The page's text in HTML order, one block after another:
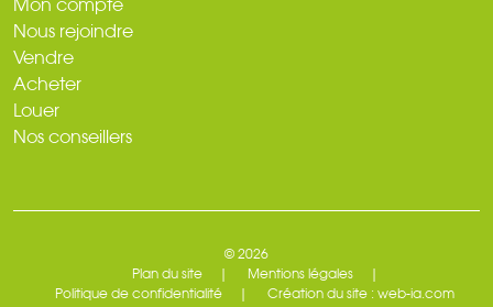
Mon compte
Nous rejoindre
Vendre
Acheter
Louer
Nos conseillers
© 2026
Plan du site
Mentions légales
Politique de confidentialité
Création du site : web-ia.com